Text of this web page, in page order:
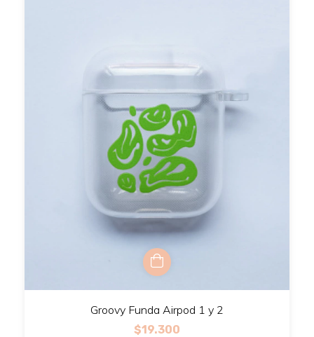
Groovy Funda Airpod 1 y 2
$19.300